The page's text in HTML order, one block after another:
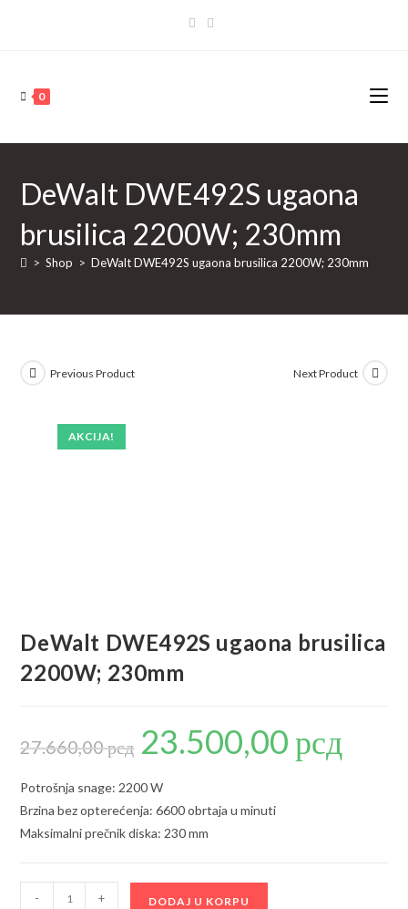
0
DeWalt DWE492S ugaona
brusilica 2200W; 230mm
> Shop > DeWalt DWE492S ugaona brusilica 2200W; 230mm
AKCIJA!
Previous Product Next Product
DeWalt DWE492S ugaona brusilica
2200W; 230mm
27.660,00рсд
Originalna
cena
je
27.660,00 рсд.
23.500,00рсдje:
Potrošnja snage: 2200 W
Brzina bez opterećenja: 6600 obrtaja u minuti
Maksimalni prečnik diska: 230 mm
- + DODAJ U KORPU